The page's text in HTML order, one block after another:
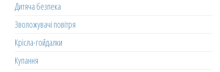
Дитяча безпека
Зволожувачі повітря
Крісла-гойдалки
Купання